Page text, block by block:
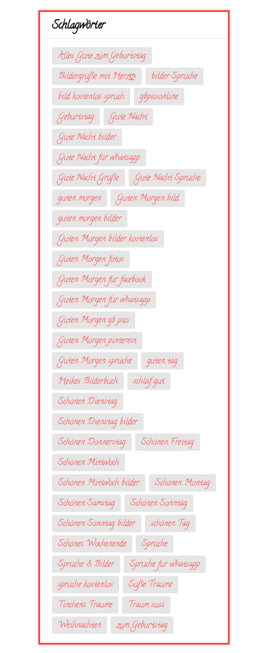
Schlagwörter
Alles Gute zum Geburtstag
Bildergrüße mit Herzღ
bilder Sprüche
bild kostenlos spruch
gbpicsonline
Geburtstag
Gute Nacht
Gute Nacht bilder
Gute Nacht für whatsapp
Gute Nacht Grüße
Gute Nacht Sprüche
guten morgen
Guten Morgen bild
guten morgen bilder
Guten Morgen bilder kostenlos
Guten Morgen fotos
Guten Morgen für facebook
Guten Morgen für whatsapp
Guten Morgen gb pics
Guten Morgen pinterest
Guten Morgen sprüche
guten tag
Heikes Bilderbuch
schlaf gut
Schönen Dienstag
Schönen Dienstag bilder
Schönen Donnerstag
Schönen Freitag
Schönen Mittwoch
Schönen Mittwoch bilder
Schönen Montag
Schönen Samstag
Schönen Sonntag
Schönen Sonntag bilder
schönen Tag
Schönes Wochenende
Sprüche
Sprüche & Bilder
Sprüche fur whatsapp
sprüche kostenlos
Süße Träume
Tinchens Träume
Traum suss
Weihnachten
zum Geburtstag